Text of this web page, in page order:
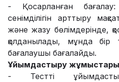
- Қосарланған
сенімділігін арттыру
және жазу бөлімдерінде,
қолданылады, мұнда бір
бағалаушы бағалайды.
Ұйымдастыру жұмыстары
- Тестті